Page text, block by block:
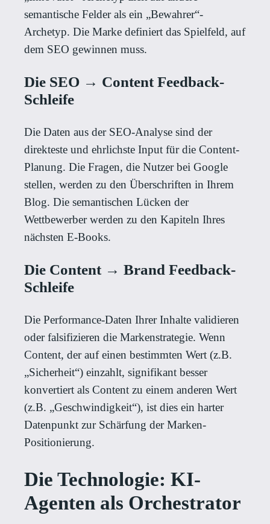
semantische Felder als ein „Bewahrer“-
Archetyp. Die Marke definiert das Spielfeld, auf
dem SEO gewinnen muss.
Die SEO → Content Feedback-
Schleife
Die Daten aus der SEO-Analyse sind der
direkteste und ehrlichste Input für die Content-
Planung. Die Fragen, die Nutzer bei Google
stellen, werden zu den Überschriften in Ihrem
Blog. Die semantischen Lücken der
Wettbewerber werden zu den Kapiteln Ihres
nächsten E-Books.
Die Content → Brand Feedback-
Schleife
Die Performance-Daten Ihrer Inhalte validieren
oder falsifizieren die Markenstrategie. Wenn
Content, der auf einen bestimmten Wert (z.B.
„Sicherheit“) einzahlt, signifikant besser
konvertiert als Content zu einem anderen Wert
(z.B. „Geschwindigkeit“), ist dies ein harter
Datenpunkt zur Schärfung der Marken-
Positionierung.
Die Technologie: KI-
Agenten als Orchestrator